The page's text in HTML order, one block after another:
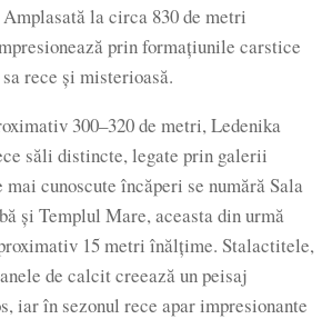
la circa 830 de metri
prin formațiunile carstice
rece și misterioasă.
300–320 de metri, Ledenika
săli distincte, legate prin galerii
cunoscute încăperi se numără Sala
și Templul Mare, aceasta din urmă
15 metri înălțime. Stalactitele,
de calcit creează un peisaj
iar în sezonul rece apar impresionante